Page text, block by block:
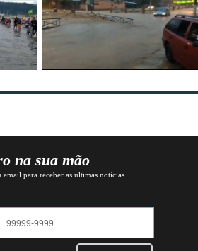
na sua mão
para receber as ultimas notícias.